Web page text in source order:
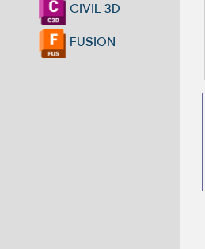
CIVIL 3D
FUSION